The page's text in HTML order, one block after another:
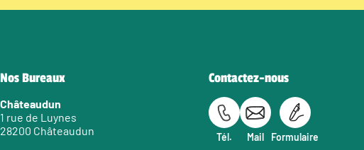
Nos Bureaux
Châteaudun
1 rue de Luynes
28200 Châteaudun
Contactez-nous
Tél. Mail Formulaire